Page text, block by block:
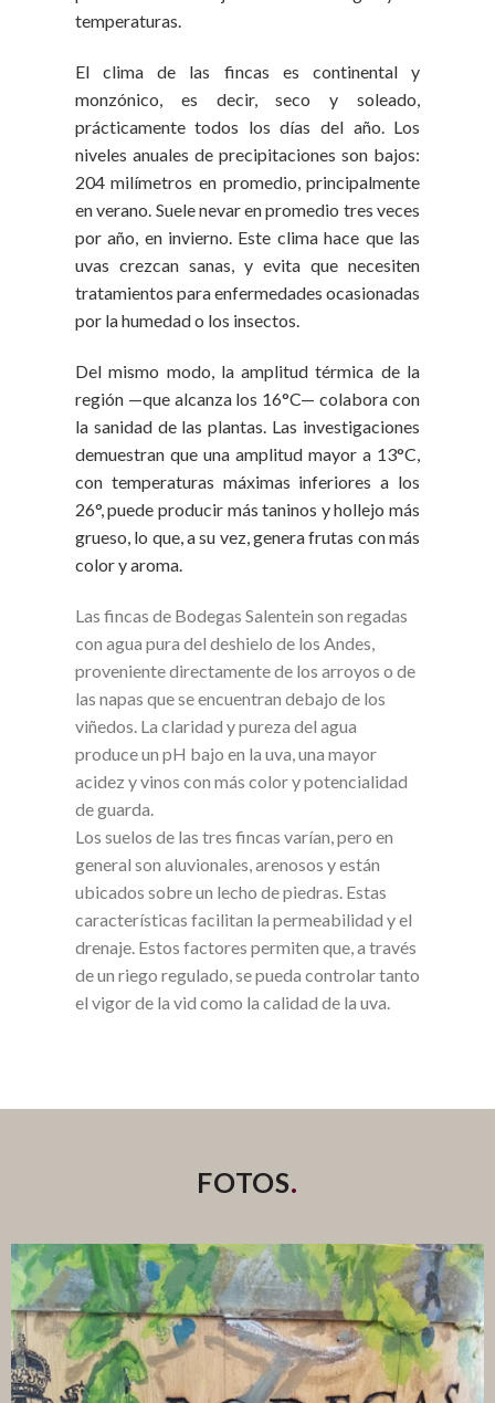
temperaturas.
El clima de las fincas es continental y
monzónico, es decir, seco y soleado,
prácticamente todos los días del año. Los
niveles anuales de precipitaciones son bajos:
204 milímetros en promedio, principalmente
en verano. Suele nevar en promedio tres veces
por año, en invierno. Este clima hace que las
uvas crezcan sanas, y evita que necesiten
tratamientos para enfermedades ocasionadas
por la humedad o los insectos.
Del mismo modo, la amplitud térmica de la
región —que alcanza los 16°C— colabora con
la sanidad de las plantas. Las investigaciones
demuestran que una amplitud mayor a 13°C,
con temperaturas máximas inferiores a los
26°, puede producir más taninos y hollejo más
grueso, lo que, a su vez, genera frutas con más
color y aroma.
Las fincas de Bodegas Salentein son regadas
con agua pura del deshielo de los Andes,
proveniente directamente de los arroyos o de
las napas que se encuentran debajo de los
viñedos. La claridad y pureza del agua
produce un pH bajo en la uva, una mayor
acidez y vinos con más color y potencialidad
de guarda.
Los suelos de las tres fincas varían, pero en
general son aluvionales, arenosos y están
ubicados sobre un lecho de piedras. Estas
características facilitan la permeabilidad y el
drenaje. Estos factores permiten que, a través
de un riego regulado, se pueda controlar tanto
el vigor de la vid como la calidad de la uva.
FOTOS.